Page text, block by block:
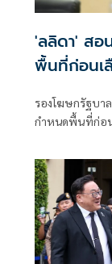
'ลลิดา' สอ
พื้นที่ก่อนเ
รองโฆษกรัฐบา
กำหนดพื้นที่ก่อน